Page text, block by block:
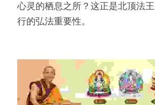
心灵的栖息之所？这正是北顶法
行的弘法重要性。